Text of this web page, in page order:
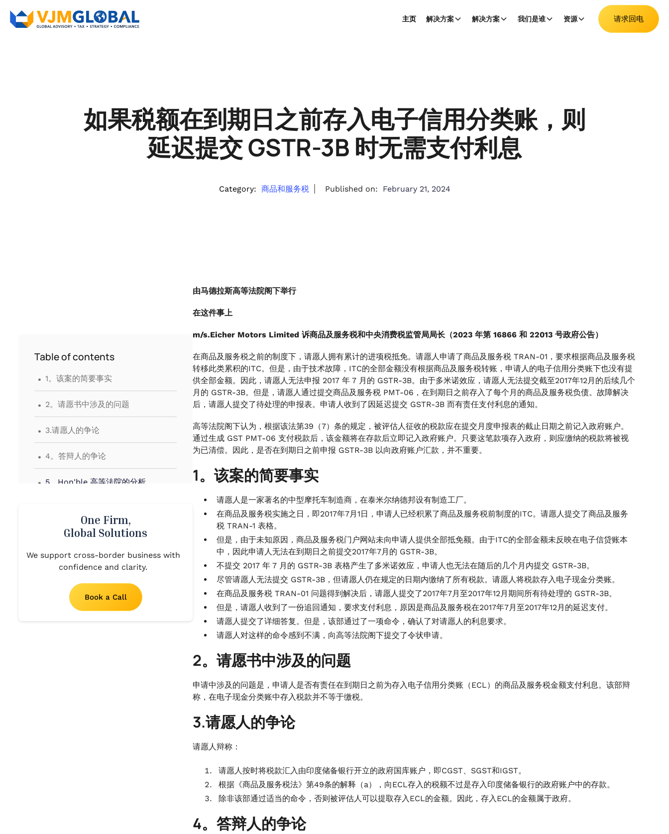
主页 解决方案 解决方案 我们是谁 资源 请求回电
如果税额在到期日之前存入电子信用分类账，则
延迟提交 GSTR-3B 时无需支付利息
Category: 商品和服务税 Published on: February 21, 2024
Table of contents
. 1。该案的简要事实
. 2。请愿书中涉及的问题
. 3.请愿人的争论
. 4。答辩人的争论
. 5。Hon'ble 高等法院的分析
One Firm,
Global Solutions
We support cross-border business with
confidence and clarity.
Book a Call
由马德拉斯高等法院阁下举行
在这件事上
m/s.Eicher Motors Limited 诉商品及服务税和中央消费税监管局局长（2023 年第 16866 和 22013 号政府公告）
在商品及服务税之前的制度下，请愿人拥有累计的进项税抵免。请愿人申请了商品及服务税 TRAN-01，要求根据商品及服务税
转移此类累积的ITC。但是，由于技术故障，ITC的全部金额没有根据商品及服务税转账，申请人的电子信用分类账下也没有提
供全部金额。因此，请愿人无法申报 2017 年 7 月的 GSTR-3B。由于多米诺效应，请愿人无法提交截至2017年12月的后续几个
月的 GSTR-3B。但是，请愿人通过提交商品及服务税 PMT-06，在到期日之前存入了每个月的商品及服务税负债。故障解决
后，请愿人提交了待处理的申报表。申请人收到了因延迟提交 GSTR-3B 而有责任支付利息的通知。
高等法院阁下认为，根据该法第39（7）条的规定，被评估人征收的税款应在提交月度申报表的截止日期之前记入政府账户。
通过生成 GST PMT-06 支付税款后，该金额将在存款后立即记入政府账户。只要这笔款项存入政府，则应缴纳的税款将被视
为已清偿。因此，是否在到期日之前申报 GSTR-3B 以向政府账户汇款，并不重要。
1。该案的简要事实
请愿人是一家著名的中型摩托车制造商，在泰米尔纳德邦设有制造工厂。
在商品及服务税实施之日，即2017年7月1日，申请人已经积累了商品及服务税前制度的ITC。请愿人提交了商品及服务
税 TRAN-1 表格。
但是，由于未知原因，商品及服务税门户网站未向申请人提供全部抵免额。由于ITC的全部金额未反映在电子信贷账本
中，因此申请人无法在到期日之前提交2017年7月的 GSTR-3B。
不提交 2017 年 7 月的 GSTR-3B 表格产生了多米诺效应，申请人也无法在随后的几个月内提交 GSTR-3B。
尽管请愿人无法提交 GSTR-3B，但请愿人仍在规定的日期内缴纳了所有税款。请愿人将税款存入电子现金分类账。
在商品及服务税 TRAN-01 问题得到解决后，请愿人提交了2017年7月至2017年12月期间所有待处理的 GSTR-3B。
但是，请愿人收到了一份追回通知，要求支付利息，原因是商品及服务税在2017年7月至2017年12月的延迟支付。
请愿人提交了详细答复。但是，该部通过了一项命令，确认了对请愿人的利息要求。
请愿人对这样的命令感到不满，向高等法院阁下提交了令状申请。
2。请愿书中涉及的问题
申请中涉及的问题是，申请人是否有责任在到期日之前为存入电子信用分类账（ECL）的商品及服务税金额支付利息。该部辩
称，在电子现金分类账中存入税款并不等于缴税。
3.请愿人的争论
请愿人辩称：
请愿人按时将税款汇入由印度储备银行开立的政府国库账户，即CGST、SGST和IGST。
根据《商品及服务税法》第49条的解释（a），向ECL存入的税额不过是存入印度储备银行的政府账户中的存款。
除非该部通过适当的命令，否则被评估人可以提取存入ECL的金额。因此，存入ECL的金额属于政府。
4。答辩人的争论